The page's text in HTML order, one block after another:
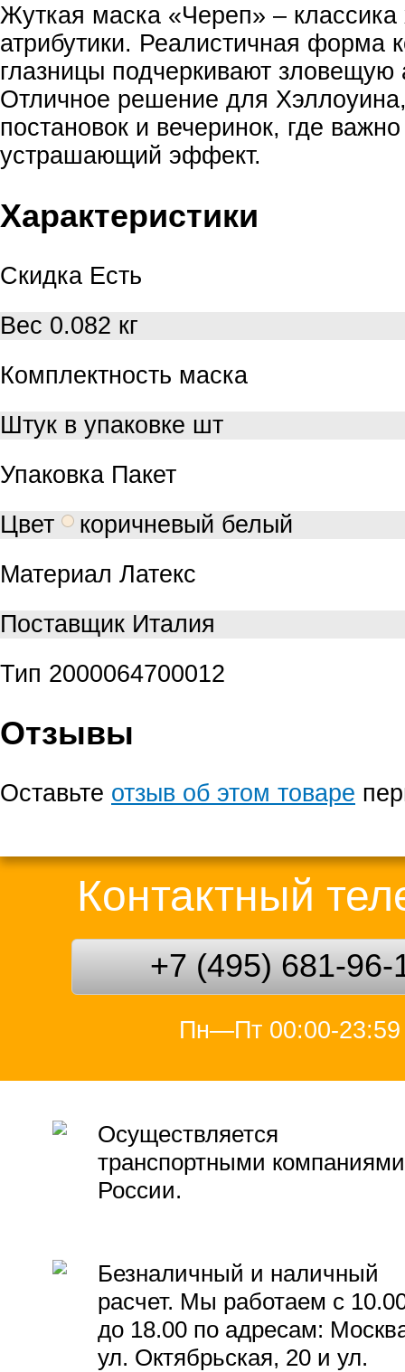
Жуткая маска «Череп» – классика
атрибутики. Реалистичная форма
глазницы подчеркивают зловещую
Отличное решение для
постановок и вечеринок, где
устрашающий эффект.
Характеристики
Скидка Есть
Вес 0.082 кг
Комплектность маска
Штук в упаковке шт
Упаковка Пакет
Цвет
коричневый белый
Материал Латекс
Поставщик Италия
Тип 2000064700012
Отзывы
Оставьте отзыв об этом товаре
Контактный
+7 (495) 681-96-
Пн—Пт 00:00-23:59
Осуществляется
транспортными компаниями
России.
Безналичный и наличный
расчет. Мы работаем с
до 18.00 по адресам:
ул. Октябрьская, 20 и ул.